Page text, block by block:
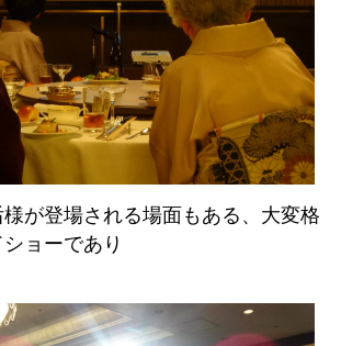
が登場される場面もある、大変格
ョーであり